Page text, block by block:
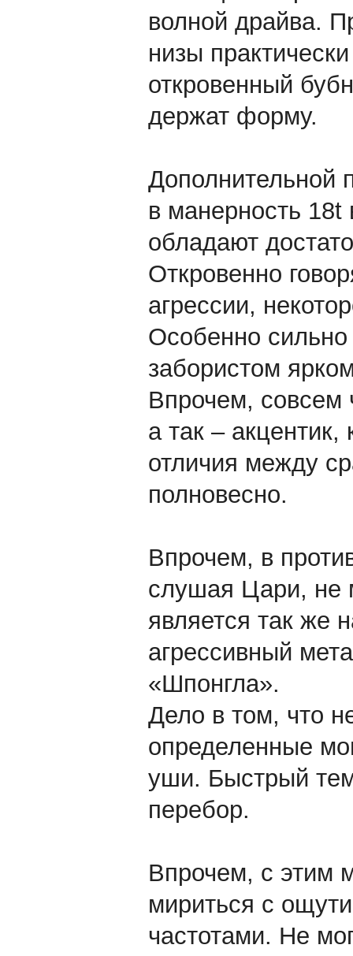
волной драйва.
низы
откровенный
держат форму.
Дополнительной
в манерность 18t
обладают
Откровенно
агрессии,
Особенно
забористом
Впрочем, совсем
а так –
отличия между
полновесно.
Впрочем, в
слушая Цари, не
является так же
агрессивный
«Шпонгла».
Дело в том, что
определенные
уши. Быстрый
перебор.
Впрочем, с этим
мириться с
частотами. Не